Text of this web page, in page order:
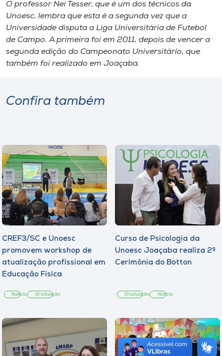
Selecione
o idioma
A+
O professor Nei Tesser, que é um dos técnicos da
Unoesc, lembra que esta é a segunda vez que a
Universidade disputa a Liga Universitária de Futebol
de Campo. A primeira foi em 2011, depois de vencer a
segunda edição do Campeonato Universitário, que
também foi realizado em Joaçaba.
Confira também
CREF3/SC e Unoesc
promovem workshop de
atualização profissional em
Educação Física
Notícia Graduação
Curso de Psicologia da
Unoesc Joaçaba realiza 2ª
Cerimônia do Botton
Graduação Notícia